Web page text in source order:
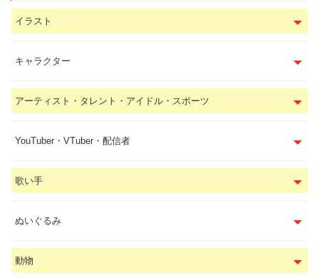
イラスト
キャラクター
アーティスト・タレント・アイドル・スポーツ
YouTuber・VTuber・配信者
歌い手
ぬいぐるみ
動物